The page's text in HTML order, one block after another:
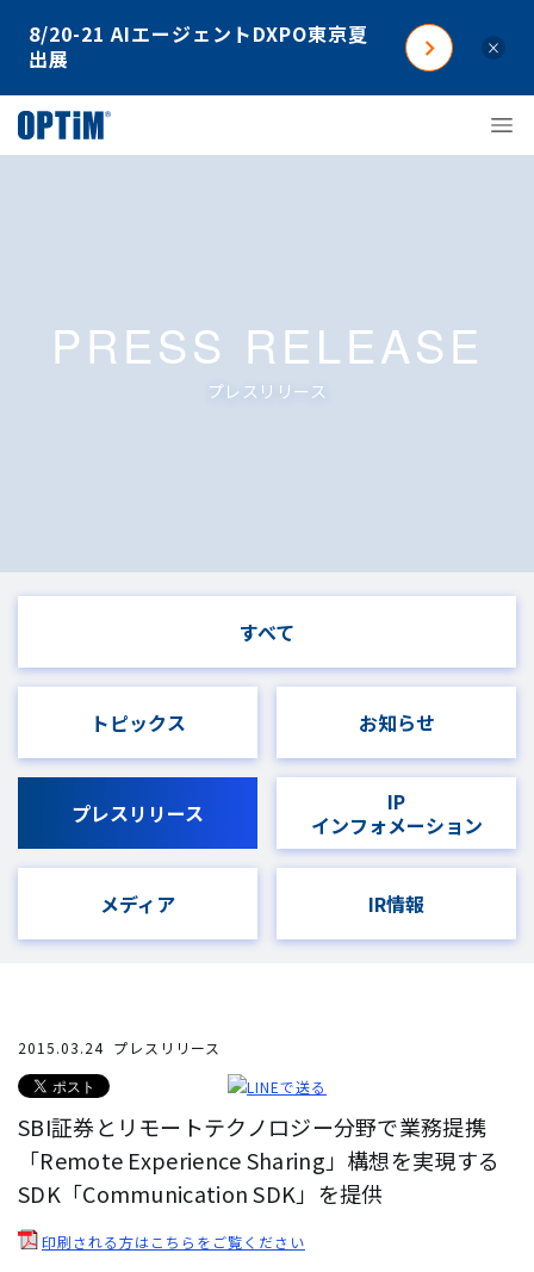
8/20-21 AIエージェントDXPO東京夏
出展
×
PRESS RELEASE
プレスリリース
すべて
トピックス お知らせ
プレスリリース
IP
インフォメーション
メディア IR情報
2015.03.24 プレスリリース
SBI証券とリモートテクノロジー分野で業務提携
「Remote Experience Sharing」構想を実現する
SDK「Communication SDK」を提供
印刷される方はこちらをご覧ください